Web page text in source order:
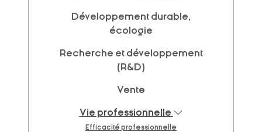
Développement durable,
écologie
Recherche et développement
(R&D)
Vente
Vie professionnelle
Efficacité professionnelle